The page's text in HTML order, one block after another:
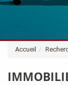
Accueil